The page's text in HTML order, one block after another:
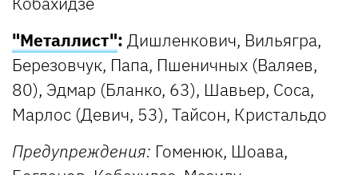
"Металлист": Дишленкович, Вильягра,
Березовчук, Папа, Пшеничных (Валяев,
80), Эдмар (Бланко, 63), Шавьер, Соса,
Марлос (Девич, 53), Тайсон, Кристальдо
Предупреждения: Гоменюк, Шоава,